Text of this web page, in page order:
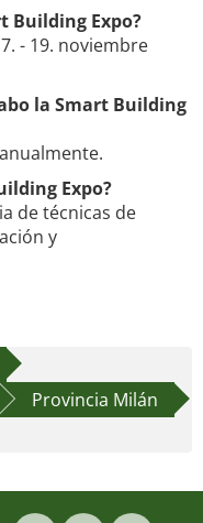
Building Expo?
- 19. noviembre
la Smart Building
Expo?
de técnicas de
y
Provincia Milán